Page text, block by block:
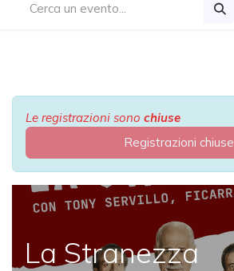
Le registrazioni sono chiuse
Registrazioni chiuse
La Stranezza